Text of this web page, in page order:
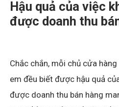
Hậu quả của việc
được doanh thu
Chắc chắn, mỗi chủ cửa
em đều biết được hậu quả
được doanh thu bán hàng